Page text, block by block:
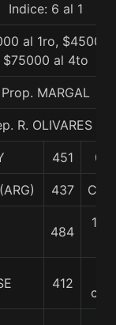
Indice: 6 al 1
al 1ro,
$75000 al 4to
Prop. MARGAL
R. OLIVARES C.
451 0/0
437
484
1 1/
412